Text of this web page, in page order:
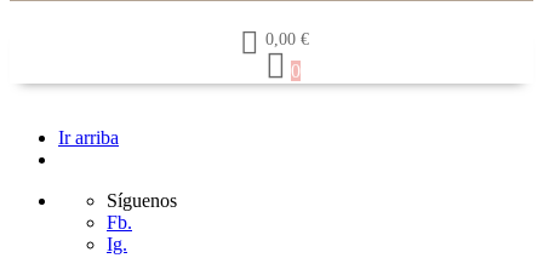
0,00 €
0
Ir arriba
Síguenos
Fb.
Ig.